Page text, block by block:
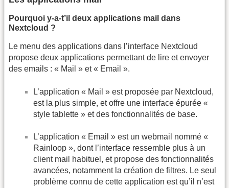
Pourquoi y-a-t’il deux applications mail dans
Nextcloud ?
Le menu des applications dans l’interface Nextcloud
propose deux applications permettant de lire et envoyer
des emails : « Mail » et « Email ».
L’application « Mail » est proposée par Nextcloud,
est la plus simple, et offre une interface épurée «
style tablette » et des fonctionnalités de base.
L’application « Email » est un webmail nommé «
Rainloop », dont l’interface ressemble plus à un
client mail habituel, et propose des fonctionnalités
avancées, notamment la création de filtres. Le seul
problème connu de cette application est qu’il n’est